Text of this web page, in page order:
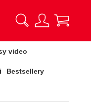
video
Bestsellery